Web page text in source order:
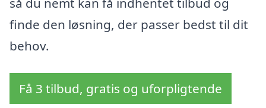
finde den løsning, der passer bedst til dit
behov.
Få 3 tilbud, gratis og uforpligtende